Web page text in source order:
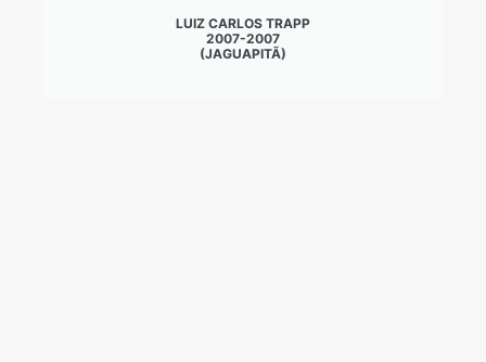
LUIZ CARLOS TRAPP
2007-2007
(JAGUAPITÃ)